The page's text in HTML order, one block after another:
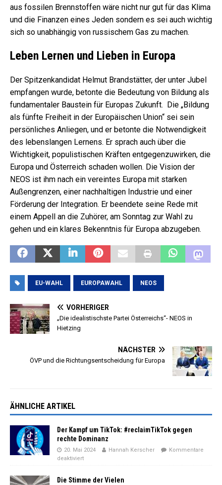
aus fossilen Brennstoffen wäre nicht nur gut für das Klima
und die Finanzen eines Jeden sondern es sei auch wichtig
sich so unabhängig von russischem Gas zu machen.
Leben Lernen und Lieben in Europa
Der Spitzenkandidat Helmut Brandstätter, der unter Jubel
empfangen wurde, betonte die Bedeutung von Bildung als
fundamentaler Baustein für Europas Zukunft. Die „Bildung
als fünfte Freiheit in der Europäischen Union“ sei sein
persönliches Anliegen, und er betonte die Notwendigkeit
des lebenslangen Lernens. Er sprach auch über die
Wichtigkeit, populistischen Kräften entgegenzuwirken, die
Europa und Österreich schaden wollen. Die Vision der
NEOS ist ihm nach ein vereintes Europa mit starken
Außengrenzen, einer nachhaltigen Industrie und einer
Förderung der Integration. Er beendete seine Rede mit
einem Appell an die Zuhörer, am Sonntag zur Wahl zu
gehen und ein klares Bekenntnis für Europa abzugeben.
EU-WAHL EUROPAWAHL NEOS
VORHERIGER
„Die idealistischste Partei Österreichs“- NEOS in
Hietzing
NÄCHSTER
ÖVP und die Richtungsentscheidung für Europa
ÄHNLICHE ARTIKEL
Der Kampf um TikTok: #reclaimTikTok gegen
rechte Dominanz
20. Mai 2024 Hannah Kerscher
Kommentare
deaktiviert
Die Stimme der Vielen